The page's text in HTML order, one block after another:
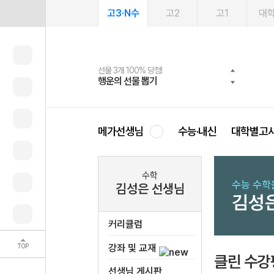
TOP
고3·N수 고2 고1 대
선물 3개 100% 당첨!
행운의 선물 뽑기
선물 100% 증정!
메가스터디 X 올리브
여름방학 스터디 캐시백
메가런 썸머스쿨
2027 러셀 단과
강사 공개선발
스마트러닝앱
설문 EVENT
메가패스
3일 무료 체험권
메가패스 수강생 무료혜택!
메가클럽 멤버십
사회공헌 캠페인
희망이룸 메가나눔
메가선생님 수능·내신 대학별고
수학
김성은 선생님
커리큘럼
강좌 및 교재
선생님 게시판
수능 수학
김성
클린 수강